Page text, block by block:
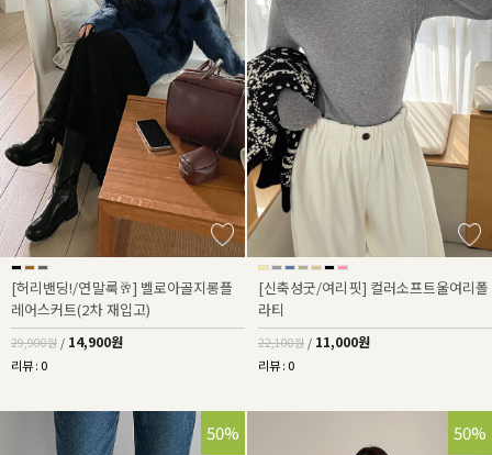
[허리밴딩!/연말룩🥂] 벨로아골지롱플
레어스커트(2차 재입고)
29,900원 / 14,900원
리뷰 : 0
[신축성굿/여리핏] 컬러소프트울여리폴
라티
22,100원 / 11,000원
리뷰 : 0
50% 50%